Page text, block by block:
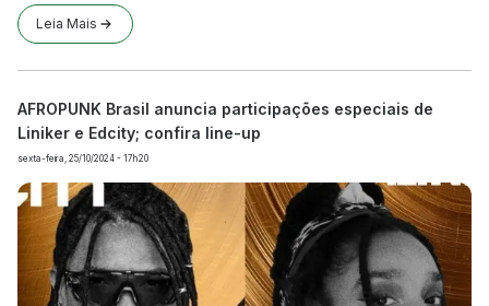
Leia Mais
AFROPUNK Brasil anuncia participações especiais de
Liniker e Edcity; confira line-up
sexta-feira, 25/10/2024 - 17h20